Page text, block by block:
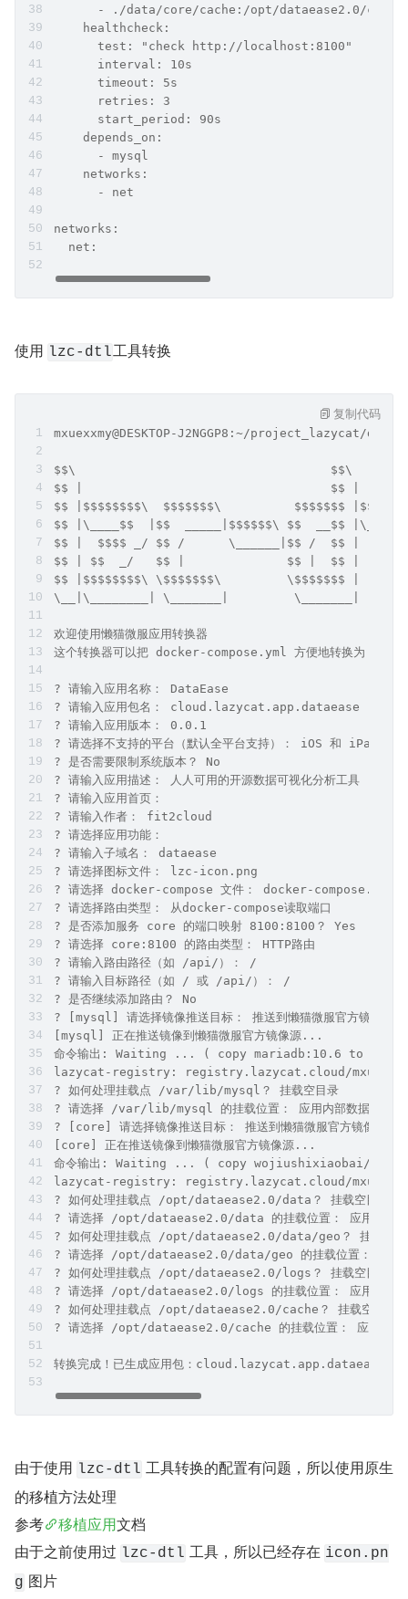
      - ./data/core/cache:/opt/dataease2.0/cache
    healthcheck:
      test: "check http://localhost:8100"
      interval: 10s
      timeout: 5s
      retries: 3
      start_period: 90s
    depends_on:
      - mysql
    networks:
      - net
networks:
  net:
使用 lzc-dtl工具转换
mxuexxmy@DESKTOP-J2NGGP8:~/project_lazycat/
$$\                                   $$\   $$\
$$ |                                  $$ |  $$ |
$$ |$$$$$$$$\  $$$$$$$\          $$$$$$$
$$ |\____$$  |$$  _____|$$$$$$\ $$  __$$ |\_$$
$$ |  $$$$ _/ $$ /      \______|$$ /  $$ |  $$
$$ | $$  _/   $$ |              $$ |  $$ |  $$
$$ |$$$$$$$$\ \$$$$$$$\         \$$$$$$$ |
\__|\________| \_______|         \_______|
欢迎使用懒猫微服应用转换器
这个转换器可以把 docker-compose.yml 方便地转换为 懒猫
? 请输入应用名称： DataEase
? 请输入应用包名： cloud.lazycat.app.dataease
? 请输入应用版本： 0.0.1
? 请选择不支持的平台（默认全平台支持）： iOS 和 iPad
? 是否需要限制系统版本？ No
? 请输入应用描述： 人人可用的开源数据可视化分析工具
? 请输入应用首页：
? 请输入作者： fit2cloud
? 请选择应用功能：
? 请输入子域名： dataease
? 请选择图标文件： lzc-icon.png
? 请选择 docker-compose 文件： docker-compose.yml
? 请选择路由类型： 从docker-compose读取端口
? 是否添加服务 core 的端口映射 8100:8100？ Yes
? 请选择 core:8100 的路由类型： HTTP路由
? 请输入路由路径（如 /api/）： /
? 请输入目标路径（如 / 或 /api/）： /
? 是否继续添加路由？ No
? [mysql] 请选择镜像推送目标： 推送到懒猫微服官方镜像源
[mysql] 正在推送镜像到懒猫微服官方镜像源...
命令输出: Waiting ... ( copy mariadb:10.6 to
lazycat-registry: registry.lazycat.cloud/
? 如何处理挂载点 /var/lib/mysql？ 挂载空目录
? 请选择 /var/lib/mysql 的挂载位置： 应用内部数据目
? [core] 请选择镜像推送目标： 推送到懒猫微服官方镜像源
[core] 正在推送镜像到懒猫微服官方镜像源...
命令输出: Waiting ... ( copy wojiushixiaobai/
lazycat-registry: registry.lazycat.cloud/
? 如何处理挂载点 /opt/dataease2.0/data？ 挂载空目录
? 请选择 /opt/dataease2.0/data 的挂载位置： 应用内
? 如何处理挂载点 /opt/dataease2.0/data/geo？ 挂载空目
? 请选择 /opt/dataease2.0/data/geo 的挂载位置： 应
? 如何处理挂载点 /opt/dataease2.0/logs？ 挂载空目录
? 请选择 /opt/dataease2.0/logs 的挂载位置： 应用内
? 如何处理挂载点 /opt/dataease2.0/cache？ 挂载空目录
? 请选择 /opt/dataease2.0/cache 的挂载位置： 应用内
转换完成！已生成应用包：
复制代码
由于使用 lzc-dtl 工具转换的配置有问题，所以使用原生
的移植方法处理
参考
移植应用文档
由于之前使用过 lzc-dtl 工具，所以已经存在 icon.pn
g 图片